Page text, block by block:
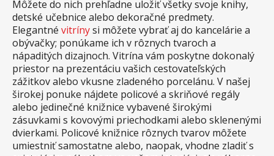
Môžete do nich prehľadne uložiť všetky svoje knihy,
detské učebnice alebo dekoračné predmety.
Elegantné vitrínysi môžete vybrať aj do kancelárie a
obývačky; ponúkame ich v rôznych tvaroch a
nápaditých dizajnoch. Vitrína vám poskytne dokonalý
priestor na prezentáciu vašich cestovateľských
zážitkov alebo vkusne zladeného porcelánu. V našej
širokej ponuke nájdete policové a skriňové regály
alebo jedinečné knižnice vybavené širokými
zásuvkami s kovovými priechodkami alebo sklenenými
dvierkami. Policové knižnice rôznych tvarov môžete
umiestniť samostatne alebo, naopak, vhodne zladiť s